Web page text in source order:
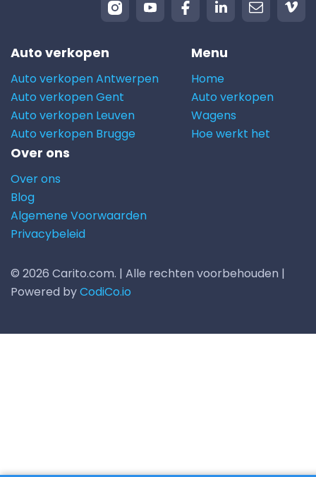
Auto verkopen
Auto verkopen Antwerpen
Auto verkopen Gent
Auto verkopen Leuven
Auto verkopen Brugge
Menu
Home
Auto verkopen
Wagens
Hoe werkt het
Over ons
Over ons
Blog
Algemene Voorwaarden
Privacybeleid
© 2026 Carito.com. | Alle rechten voorbehouden |
Powered byCodiCo.io